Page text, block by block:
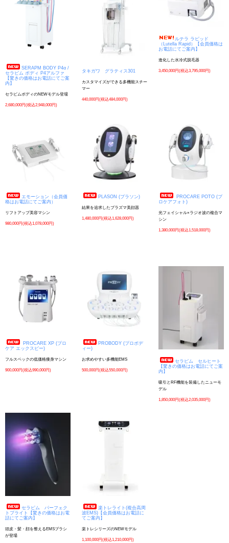
SERAPM BODY P4α /
セラピム ボディ P4アルファ
【驚きの価格はお電話にてご案
内】
セラピムボディのNEWモデル登場
2,680,000円(税込2,948,000円)
タキガワ グラティス301
カスタマイズができる多機能スチー
マー
440,000円(税込484,000円)
ルテラ ラピッド
（Lutella Rapid）【会員価格は
お電話にてご案内】
進化した水冷式脱毛器
3,450,000円(税込3,795,000円)
エモーション（会員価
格はお電話にてご案内）
リフトアップ美容マシン
980,000円(税込1,078,000円)
PLASON (プラソン)
結果を追求したプラズマ美顔器
1,480,000円(税込1,628,000円)
PROCARE POTO (プ
ロケアフォト)
光フェイシャル×ラジオ波の複合マ
シン
1,380,000円(税込1,518,000円)
PROCARE XP (プロ
ケア エックスピー)
フルスペックの低価格痩身マシン
900,000円(税込990,000円)
PROBODY (プロボデ
ィー)
お求めやすい多機能EMS
500,000円(税込550,000円)
セラピム セルヒート
【驚きの価格はお電話にてご案
内】
吸引とRF機能を装備したニューモ
デル
1,850,000円(税込2,035,000円)
セラピム パーフェク
トブライト【驚きの価格はお電
話にてご案内】
頭皮・髪・顔を整えるEMSブラシ
が登場
楽トレライト(複合高周
波EMS)【会員価格はお電話に
てご案内】
楽トレシリーズのNEWモデル
1,100,000円(税込1,210,000円)